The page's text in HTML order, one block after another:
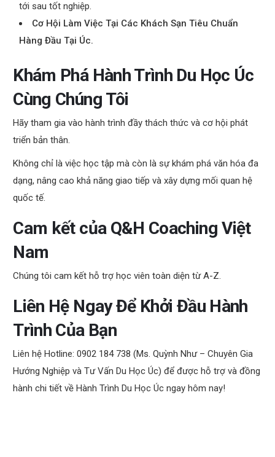
tới sau tốt nghiệp.
Cơ Hội Làm Việc Tại Các Khách Sạn Tiêu Chuẩn
Hàng Đầu Tại Úc.
Khám Phá Hành Trình Du Học Úc
Cùng Chúng Tôi
Hãy tham gia vào hành trình đầy thách thức và cơ hội phát
triển bản thân.
Không chỉ là việc học tập mà còn là sự khám phá văn hóa đa
dạng, nâng cao khả năng giao tiếp và xây dựng mối quan hệ
quốc tế.
Cam kết của Q&H Coaching Việt
Nam
Chúng tôi cam kết hỗ trợ học viên toàn diện từ A-Z.
Liên Hệ Ngay Để Khởi Đầu Hành
Trình Của Bạn
Liên hệ Hotline: 0902 184 738 (Ms. Quỳnh Như – Chuyên Gia
Hướng Nghiệp và Tư Vấn Du Học Úc) để được hỗ trợ và đồng
hành chi tiết về Hành Trình Du Học Úc ngay hôm nay!